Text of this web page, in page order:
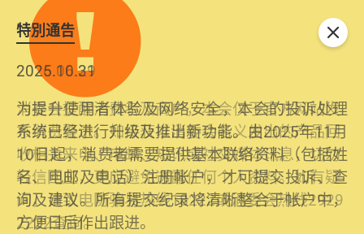
特別通告
2026.06.29
消委会提醒消费者及商户，本会仅于官方网站发
布消费警示。如接获以消委会名义发出的产品回
收相关来电、电邮、短讯或社交媒体讯息，切勿
轻信回应，更应避免透露任何个人资料。如有疑
问，请致电防骗易热线18222或消委会热线2929
2222查询。
2025.10.31
为提升使用者体验及网络安全，本会的投诉处理
系统已经进行升级及推出新功能。由2025年11月
10日起，消费者需要提供基本联络资料（包括姓
名、电邮及电话）注册帐户，才可提交投诉、查
询及建议。所有提交纪录将清晰整合于帐户中，
方便日后作出跟进。
关闭